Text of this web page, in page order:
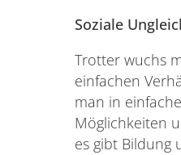
Soziale
Trotter wuchs
einfachen
man in
Möglichkeiten
es gibt Bildung